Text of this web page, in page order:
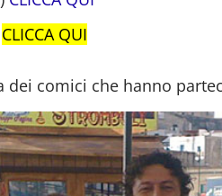
CLICCA QUI
dei comici che hanno